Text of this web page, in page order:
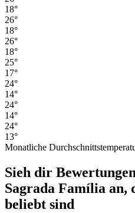
18°
26°
18°
26°
18°
25°
17°
24°
14°
24°
14°
24°
13°
Monatliche
Sieh dir
Sagrada Família an,
beliebt sind